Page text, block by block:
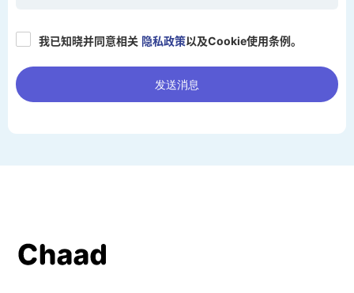
我已知晓并同意相关 隐私政策以及Cookie使用条例。